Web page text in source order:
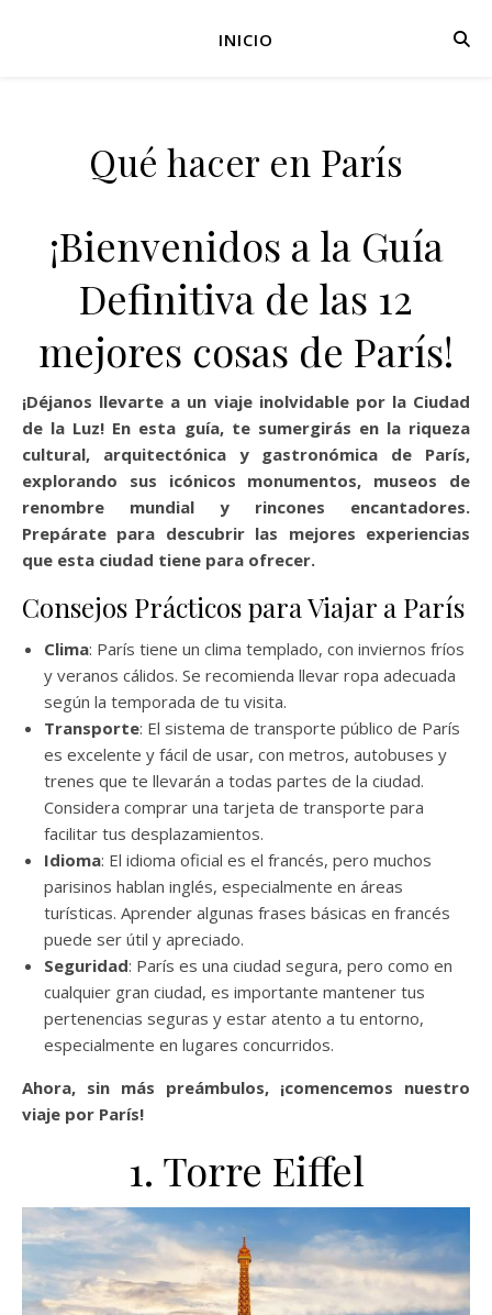
INICIO
Qué hacer en París
¡Bienvenidos a la Guía
Definitiva de las 12
mejores cosas de París!
¡Déjanos llevarte a un viaje inolvidable por la Ciudad
de la Luz! En esta guía, te sumergirás en la riqueza
cultural, arquitectónica y gastronómica de París,
explorando sus icónicos monumentos, museos de
renombre mundial y rincones encantadores.
Prepárate para descubrir las mejores experiencias
que esta ciudad tiene para ofrecer.
Consejos Prácticos para Viajar a París
Clima: París tiene un clima templado, con inviernos fríos
y veranos cálidos. Se recomienda llevar ropa adecuada
según la temporada de tu visita.
Transporte: El sistema de transporte público de París
es excelente y fácil de usar, con metros, autobuses y
trenes que te llevarán a todas partes de la ciudad.
Considera comprar una tarjeta de transporte para
facilitar tus desplazamientos.
Idioma: El idioma oficial es el francés, pero muchos
parisinos hablan inglés, especialmente en áreas
turísticas. Aprender algunas frases básicas en francés
puede ser útil y apreciado.
Seguridad: París es una ciudad segura, pero como en
cualquier gran ciudad, es importante mantener tus
pertenencias seguras y estar atento a tu entorno,
especialmente en lugares concurridos.
Ahora, sin más preámbulos, ¡comencemos nuestro
viaje por París!
1. Torre Eiffel